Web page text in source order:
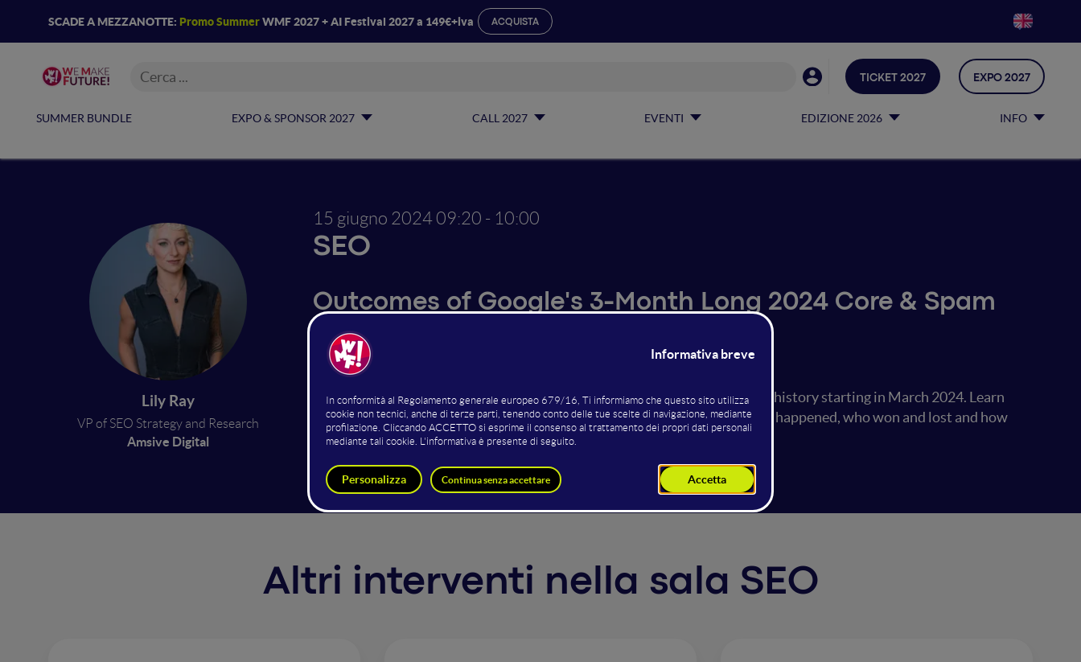
SCADE A MEZZANOTTE: Promo SummerWMF 2027 + AI Festival 2027 a 149€+iva ACQUISTA
SUMMER BUNDLE EXPO & SPONSOR 2027 CALL 2027 EVENTI EDIZIONE 2026 INFO
TICKET 2027 EXPO 2027
Lily Ray
VP of SEO Strategy and Research
Amsive Digital
15 giugno 2024 09:20 - 10:00
SEO
Outcomes of Google's 3-Month Long 2024 Core & Spam
Updates
Google launched the longest, and one of the most significant updates in its history starting in March 2024. Learn
about what Google was hoping to tackle with these updates, what actually happened, who won and lost and how
site owners should respond to this brand new SEO landscape.
Altri interventi nella sala SEO